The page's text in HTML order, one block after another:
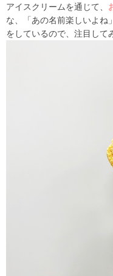
アイスクリームを通じて、
な、「あの名前楽しいよね
をしているので、注目して